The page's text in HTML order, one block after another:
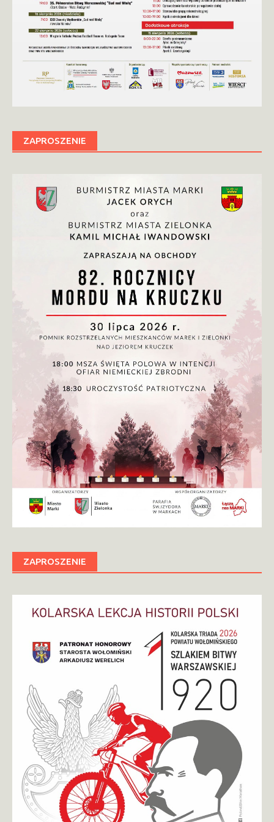
ZAPROSZENIE
ZAPROSZENIE